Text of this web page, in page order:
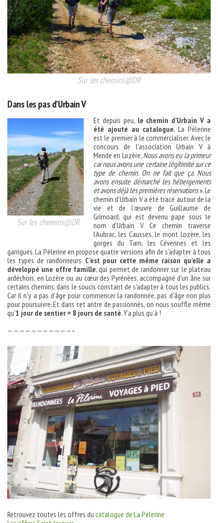
Sur les chemins@DR
Dans les pas d’Urbain V
Sur les chemins@DR
Et depuis peu, le chemin d’Urbain V a
été ajouté au catalogue. La Pèlerine
est le premier à le commercialiser. Avec le
concours de l’association Urbain V à
Mende en Lozère, Nous avons eu la primeur
car nous avons une certaine légitimité sur ce
type de chemin. On ne fait que ça. Nous
avons ensuite démarché les hébergements
et avons déjà les premières réservations». Le
chemin d’Urbain V a été tracé autour de la
vie et de l’œuvre de Guillaume de
Grimoard, qui est devenu pape sous le
nom d’Urbain V. Ce chemin traverse
l’Aubrac, les Causses, le mont Lozère, les
gorges du Tarn, les Cévennes et les
garrigues. La Pèlerine en propose quatre versions afin de s’adapter à tous
les types de randonneurs. C’est pour cette même raison qu’elle a
développé une offre famille, qui permet de randonner sur le plateau
ardéchois, en Lozère ou au cœur des Pyrénées, accompagné d’un âne sur
certains chemins, dans le soucis constant de s’adapter à tous les publics.
Car il n’y a pas d’âge pour commencer la randonnée, pas d’âge non plus
pour poursuivre. Et dans cet antre de passionnés, on nous souffle même
qu’1 jour de sentier = 8 jours de santé. Y’a plus qu’à !
———————————–
Retrouvez toutes les offres du catalogue de La Pèlerine